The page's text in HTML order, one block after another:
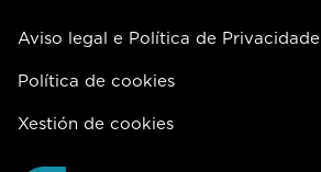
Aviso legal e Política de Privacidade
Política de cookies
Xestión de cookies